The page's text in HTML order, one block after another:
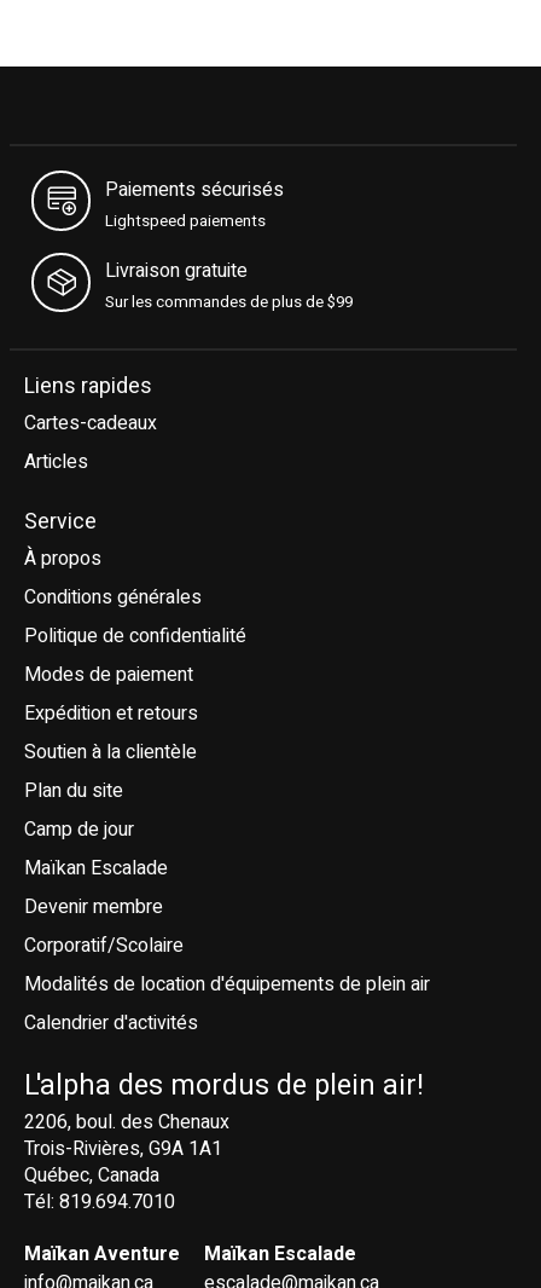
Paiements sécurisés
Lightspeed paiements
Livraison gratuite
Sur les commandes de plus de $99
Liens rapides
Cartes-cadeaux
Articles
Service
À propos
Conditions générales
Politique de confidentialité
Modes de paiement
Expédition et retours
Soutien à la clientèle
Plan du site
Camp de jour
Maïkan Escalade
Devenir membre
Corporatif/Scolaire
Modalités de location d'équipements de plein air
Calendrier d'activités
L'alpha des mordus de plein air!
2206, boul. des Chenaux
Trois-Rivières, G9A 1A1
Québec, Canada
Tél: 819.694.7010
Maïkan Aventure
Maïkan Escalade